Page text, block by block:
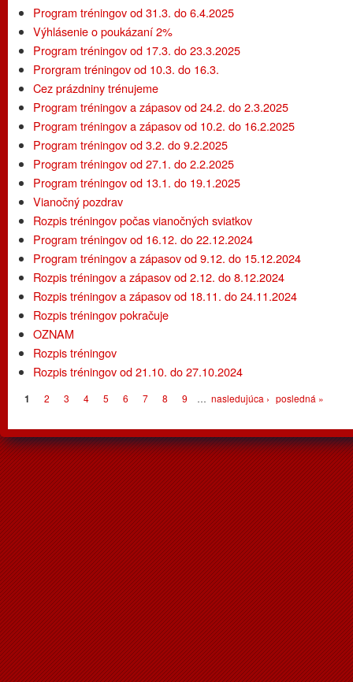
Program tréningov od 31.3. do 6.4.2025
Výhlásenie o poukázaní 2%
Program tréningov od 17.3. do 23.3.2025
Prorgram tréningov od 10.3. do 16.3.
Cez prázdniny trénujeme
Program tréningov a zápasov od 24.2. do 2.3.2025
Program tréningov a zápasov od 10.2. do 16.2.2025
Program tréningov od 3.2. do 9.2.2025
Program tréningov od 27.1. do 2.2.2025
Program tréningov od 13.1. do 19.1.2025
Vianočný pozdrav
Rozpis tréningov počas vianočných sviatkov
Program tréningov od 16.12. do 22.12.2024
Program tréningov a zápasov od 9.12. do 15.12.2024
Rozpis tréningov a zápasov od 2.12. do 8.12.2024
Rozpis tréningov a zápasov od 18.11. do 24.11.2024
Rozpis tréningov pokračuje
OZNAM
Rozpis tréningov
Rozpis tréningov od 21.10. do 27.10.2024
Stránky
1 2 3 4 5 6 7 8 9 … nasledujúca › posledná »